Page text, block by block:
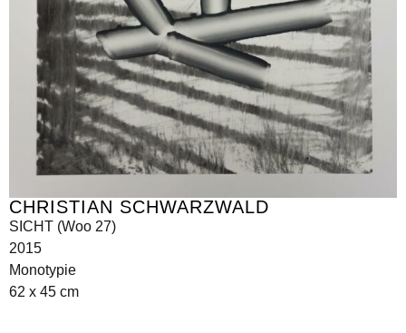
CHRISTIAN SCHWARZWALD
SICHT (Woo 27)
2015
Monotypie
62 x 45 cm